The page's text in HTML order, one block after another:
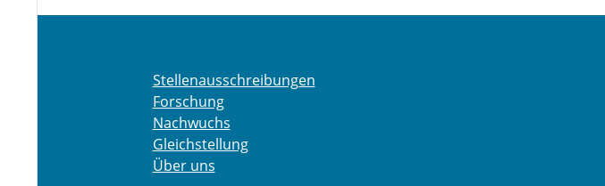
Stellenausschreibungen
Forschung
Nachwuchs
Gleichstellung
Über uns